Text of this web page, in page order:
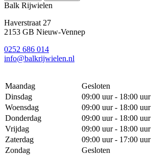
Balk Rijwielen
Haverstraat 27
2153 GB Nieuw-Vennep
0252 686 014
info@balkrijwielen.nl
Maandag
Gesloten
Dinsdag
09:00 uur - 18:00 uur
Woensdag
09:00 uur - 18:00 uur
Donderdag
09:00 uur - 18:00 uur
Vrijdag
09:00 uur - 18:00 uur
Zaterdag
09:00 uur - 17:00 uur
Zondag
Gesloten